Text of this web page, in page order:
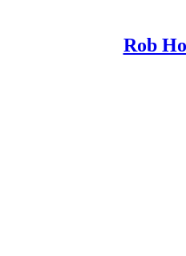
Rob